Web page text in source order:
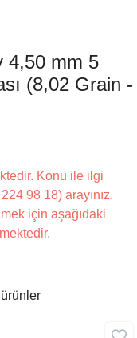
4,50 mm 5
(8,02 Grain -
Konu ile ilgi
98 18) arayınız.
için aşağıdaki